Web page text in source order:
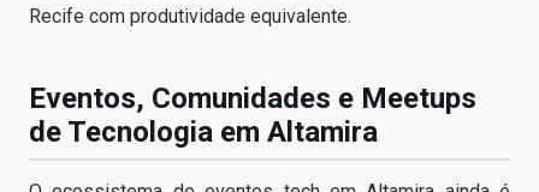
Recife com produtividade equivalente.
Eventos, Comunidades e Meetups
de Tecnologia em Altamira